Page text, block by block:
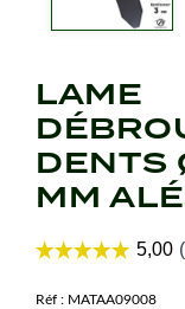
LAME
DENTS
MM
Réf : MATAA09008